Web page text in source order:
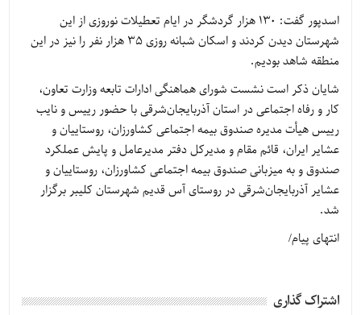
اسدپور گفت: ۱۳۰ هزار گردشگر در ایام تعطیلات نوروزی از این
شهرستان دیدن کردند و اسکان شبانه‌ روزی ۳۵ هزار نفر را نیز در این
منطقه شاهد بودیم.
شایان ذکر است نشست شورای هماهنگی ادارات تابعه وزارت تعاون،
کار و رفاه اجتماعی در استان آذربایجان‌شرقی با حضور رییس و نایب
رییس هیأت مدیره صندوق بیمه اجتماعی کشاورزان، روستاییان و
عشایر ایران، قائم مقام و مدیرکل دفتر مدیرعامل و پایش عملکرد
صندوق و به میزبانی صندوق بیمه اجتماعی کشاورزان، روستاییان و
عشایر آذربایجان‌شرقی در روستای آس قدیم شهرستان کلیبر برگزار
شد.
انتهای پیام/
اشتراک گذاری